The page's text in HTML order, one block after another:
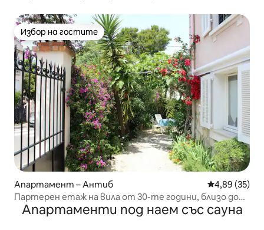
Избор на гостите
Избор на гостите
Апартамент – Антиб Средна
4,89 (35)
Партерен етаж на вила от 30-те години, близо до
центъра и морето
Апартаменти под наем със сауна